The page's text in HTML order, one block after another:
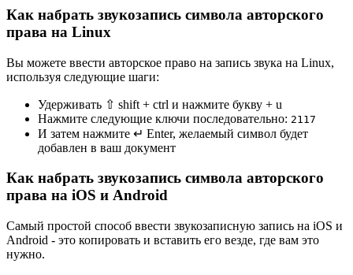
Как набрать звукозапись символа авторского
права на Linux
Вы можете ввести авторское право на запись звука на Linux,
используя следующие шаги:
Удерживать ⇧ shift + ctrl и нажмите букву + u
Нажмите следующие ключи последовательно: 21 1 7
И затем нажмите ↵ Enter, желаемый символ будет
добавлен в ваш документ
Как набрать звукозапись символа авторского
права на iOS и Android
Самый простой способ ввести звукозаписную запись на iOS и
Android - это копировать и вставить его везде, где вам это
нужно.